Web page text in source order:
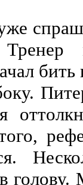
бить